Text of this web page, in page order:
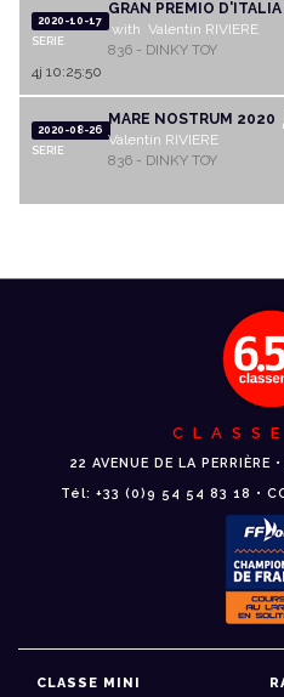
2020-10-17
SERIE
GRAN PREMIO
with Valentin RIVIERE
836 - DINKY TOY
4j 10:25:50
2020-08-26
SERIE
MARE NOSTRUM 2020
Valentin RIVIERE
836 - DINKY TOY
22 AVENUE DE LA
Tél: +33 (0)9 54 54 83 18 •
CLASSE MINI